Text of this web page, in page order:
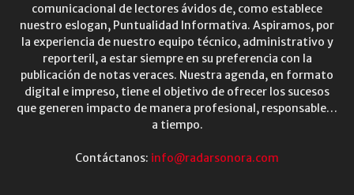
comunicacional de lectores ávidos de, como establece
nuestro eslogan, Puntualidad Informativa. Aspiramos, por
la experiencia de nuestro equipo técnico, administrativo y
reporteril, a estar siempre en su preferencia con la
publicación de notas veraces. Nuestra agenda, en formato
digital e impreso, tiene el objetivo de ofrecer los sucesos
que generen impacto de manera profesional, responsable…
a tiempo.
Contáctanos: info@radarsonora.com